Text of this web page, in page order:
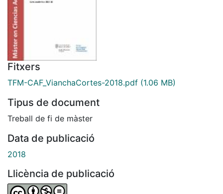
Fitxers
TFM-CAF_VianchaCortes-2018.pdf (1.06 MB)
Tipus de document
Treball de fi de màster
Data de publicació
2018
Llicència de publicació